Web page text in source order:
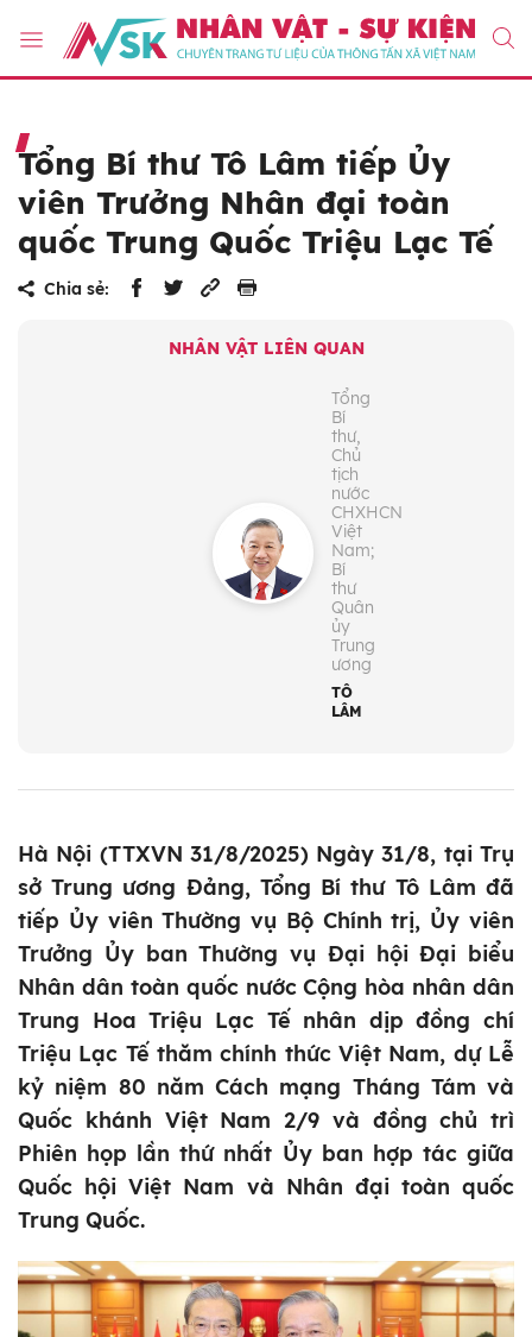
Tổng Bí thư Tô Lâm tiếp Ủy
viên Trưởng Nhân đại toàn
quốc Trung Quốc Triệu Lạc Tế
Chia sẻ:
NHÂN VẬT LIÊN QUAN
Tổng
Bí
thư,
Chủ
tịch
nước
CHXHCN
Việt
Nam;
Bí
thư
Quân
ủy
Trung
ương
TÔ
LÂM
Hà Nội (TTXVN 31/8/2025) Ngày 31/8, tại Trụ
sở Trung ương Đảng, Tổng Bí thư Tô Lâm đã
tiếp Ủy viên Thường vụ Bộ Chính trị, Ủy viên
Trưởng Ủy ban Thường vụ Đại hội Đại biểu
Nhân dân toàn quốc nước Cộng hòa nhân dân
Trung Hoa Triệu Lạc Tế nhân dịp đồng chí
Triệu Lạc Tế thăm chính thức Việt Nam, dự Lễ
kỷ niệm 80 năm Cách mạng Tháng Tám và
Quốc khánh Việt Nam 2/9 và đồng chủ trì
Phiên họp lần thứ nhất Ủy ban hợp tác giữa
Quốc hội Việt Nam và Nhân đại toàn quốc
Trung Quốc.